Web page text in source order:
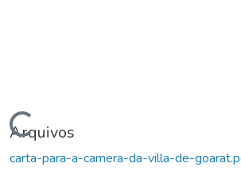
Carregando...
Arquivos
carta-para-a-camera-da-villa-de-